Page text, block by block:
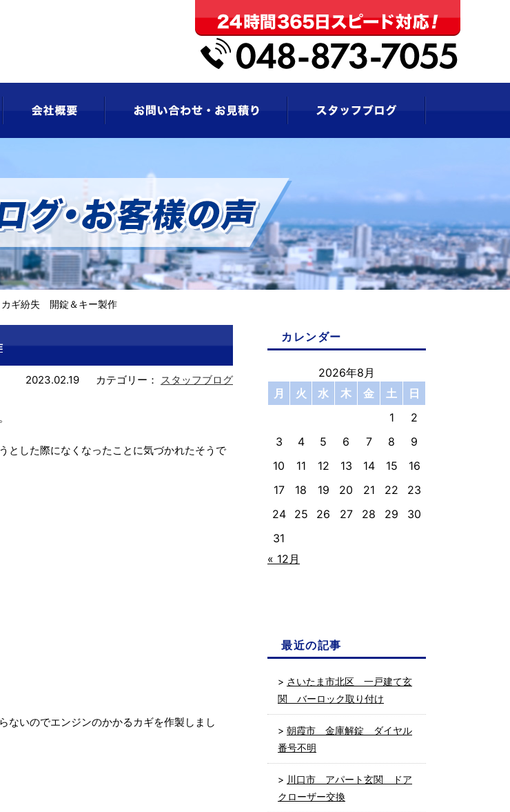
ギ紛失 開錠＆キー製作
2023.02.19 カテゴリー： スタッフブログ
とした際になくなったことに気づかれたそうで
ないのでエンジンのかかるカギを作製しまし
カレンダー
2026年8月
月
火 水 木 金 土
日
1
2
3
4 5 6 7 8
9
10
11 12 13 14 15
16
17
18 19 20 21 22
23
24
25 26 27 28 29
30
31
« 12月
最近の記事
さいたま市北区 一戸建て玄
関 バーロック取り付け
朝霞市 金庫解錠 ダイヤル
番号不明
川口市 アパート玄関 ドア
クローザー交換